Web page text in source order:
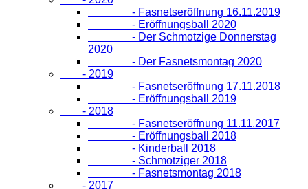
- Fasnetseröffnung 16.11.2019
- Eröffnungsball 2020
- Der Schmotzige Donnerstag
2020
- Der Fasnetsmontag 2020
- 2019
- Fasnetseröffnung 17.11.2018
- Eröffnungsball 2019
- 2018
- Fasnetseröffnung 11.11.2017
- Eröffnungsball 2018
- Kinderball 2018
- Schmotziger 2018
- Fasnetsmontag 2018
- 2017